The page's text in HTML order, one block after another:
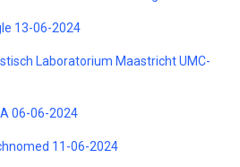
13-06-2024
Laboratorium Maastricht UMC-
06-06-2024
11-06-2024